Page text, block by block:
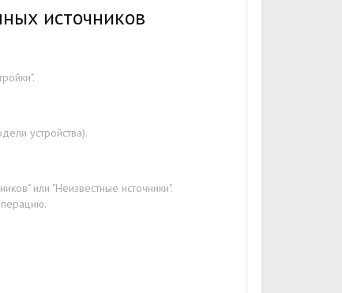
источников
устройства).
или "Неизвестные источники".